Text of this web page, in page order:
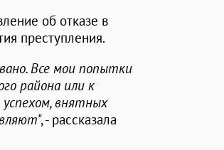
об отказе в
преступления.
Все мои попытки
района или к
внятных
", - рассказала